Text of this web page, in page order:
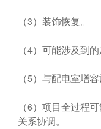
（3）装饰恢复。
（4）可能涉及到
（5）与配电室增
（6）项目全过程
关系协调。